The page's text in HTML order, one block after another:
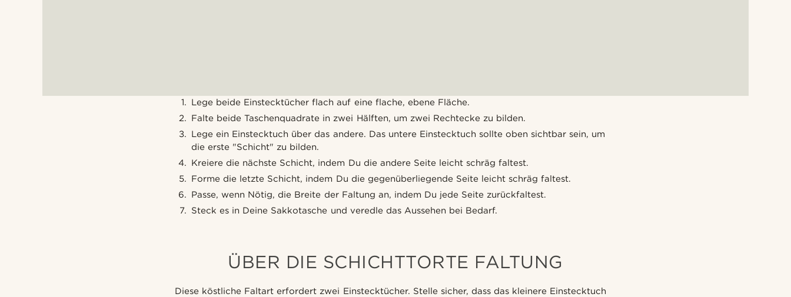
Lege beide Einstecktücher flach auf eine flache, ebene Fläche.
Falte beide Taschenquadrate in zwei Hälften, um zwei Rechtecke zu bilden.
Lege ein Einstecktuch über das andere. Das untere Einstecktuch sollte oben sichtbar sein, um
die erste "Schicht" zu bilden.
Kreiere die nächste Schicht, indem Du die andere Seite leicht schräg faltest.
Forme die letzte Schicht, indem Du die gegenüberliegende Seite leicht schräg faltest.
Passe, wenn Nötig, die Breite der Faltung an, indem Du jede Seite zurückfaltest.
Steck es in Deine Sakkotasche und veredle das Aussehen bei Bedarf.
ÜBER DIE SCHICHTTORTE FALTUNG
Diese köstliche Faltart erfordert zwei Einstecktücher. Stelle sicher, dass das kleinere Einstecktuch